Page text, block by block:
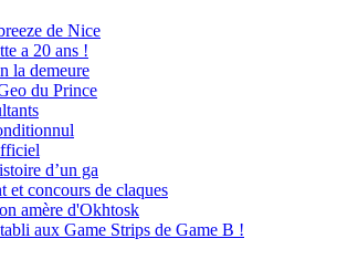
de Nice
a 20 ans !
la demeure
du Prince
d’un ga
et concours de claques
amère d'Okhtosk
aux Game Strips de Game B !